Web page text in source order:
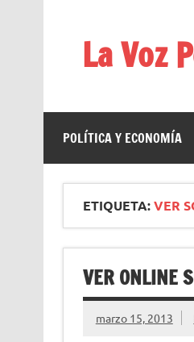
La Voz
POLÍTICA Y ECONOMÍA
ETIQUETA:VER
VER ONLINE
marzo 15, 2013